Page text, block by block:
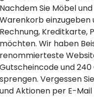
Nachdem Sie Möbel
Warenkorb einzugeben
Rechnung, Kreditkarte,
möchten. Wir haben
renommierteste
Gutscheincode und 240
sprengen. Vergessen
und Aktionen per E-